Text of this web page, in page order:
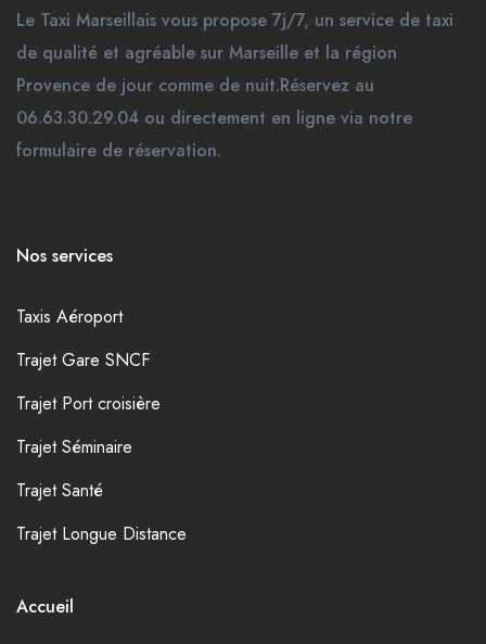
Le Taxi Marseillais vous propose 7j/7, un service de taxi
de qualité et agréable sur Marseille et la région
Provence de jour comme de nuit.Réservez au
06.63.30.29.04 ou directement en ligne via notre
formulaire de réservation.
Nos services
Taxis Aéroport
Trajet Gare SNCF
Trajet Port croisière
Trajet Séminaire
Trajet Santé
Trajet Longue Distance
Accueil